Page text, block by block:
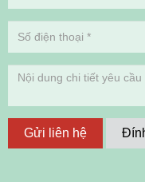
Gửi liên hệ